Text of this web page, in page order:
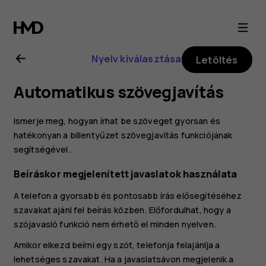
Nokia
6.2
felhasználói
kézikönyv
Nyelv kiválasztása Letöltés
Automatikus szövegjavítás
Ismerje meg, hogyan írhat be szöveget gyorsan és
hatékonyan a billentyűzet szövegjavítás funkciójának
segítségével.
Beíráskor megjelenített javaslatok használata
A telefon a gyorsabb és pontosabb írás elősegítéséhez
szavakat ajánl fel beírás közben. Előfordulhat, hogy a
szójavasló funkció nem érhető el minden nyelven.
Amikor elkezd beírni egy szót, telefonja felajánlja a
lehetséges szavakat. Ha a javaslatsávon megjelenik a